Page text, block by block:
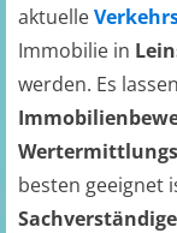
aktuelle
Immobilie in
werden. Es
besten geeignet